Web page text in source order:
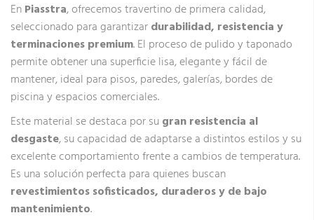
EnPiasstra, ofrecemos travertino de primera calidad,
seleccionado para garantizardurabilidad, resistencia y
terminaciones premium. El proceso de pulido y taponado
permite obtener una superficie lisa, elegante y fácil de
mantener, ideal para pisos, paredes, galerías, bordes de
piscina y espacios comerciales.
Este material se destaca por sugran resistencia al
desgaste, su capacidad de adaptarse a distintos estilos y su
excelente comportamiento frente a cambios de temperatura.
Es una solución perfecta para quienes buscan
revestimientos sofisticados, duraderos y de bajo
mantenimiento.